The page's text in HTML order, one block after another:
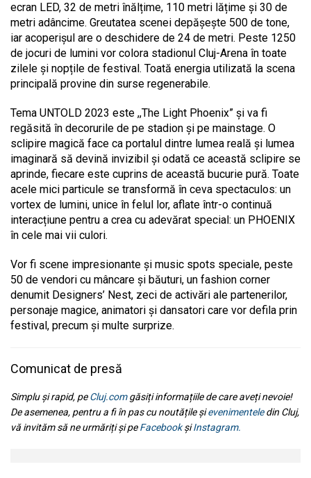
ecran LED, 32 de metri înălțime, 110 metri lățime și 30 de
metri adâncime. Greutatea scenei depășește 500 de tone,
iar acoperișul are o deschidere de 24 de metri. Peste 1250
de jocuri de lumini vor colora stadionul Cluj-Arena în toate
zilele și nopțile de festival. Toată energia utilizată la scena
principală provine din surse regenerabile.
Tema UNTOLD 2023 este ,,The Light Phoenix” și va fi
regăsită în decorurile de pe stadion și pe mainstage. O
sclipire magică face ca portalul dintre lumea reală și lumea
imaginară să devină invizibil și odată ce această sclipire se
aprinde, fiecare este cuprins de această bucurie pură. Toate
acele mici particule se transformă în ceva spectaculos: un
vortex de lumini, unice în felul lor, aflate într-o continuă
interacțiune pentru a crea cu adevărat special: un PHOENIX
în cele mai vii culori.
Vor fi scene impresionante și music spots speciale, peste
50 de vendori cu mâncare și băuturi, un fashion corner
denumit Designers’ Nest, zeci de activări ale partenerilor,
personaje magice, animatori și dansatori care vor defila prin
festival, precum și multe surprize.
Comunicat de presă
Simplu și rapid, peCluj.comgăsiți informațiile de care aveți nevoie!
De asemenea, pentru a fi în pas cu noutățile șievenimenteledin Cluj,
vă invităm să ne urmăriți și peFacebookșiInstagram.